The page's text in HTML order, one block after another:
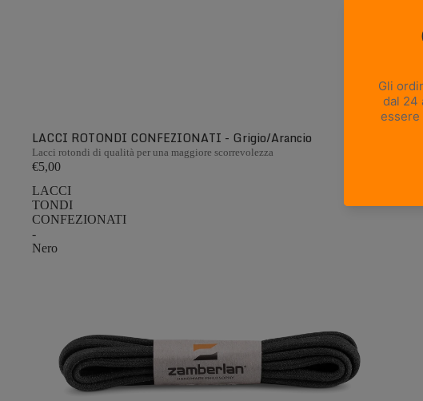
LACCI ROTONDI CONFEZIONATI - Grigio/Arancio
Lacci rotondi di qualità per una maggiore scorrevolezza
€5,00
LACCI
TONDI
CONFEZIONATI
-
Nero